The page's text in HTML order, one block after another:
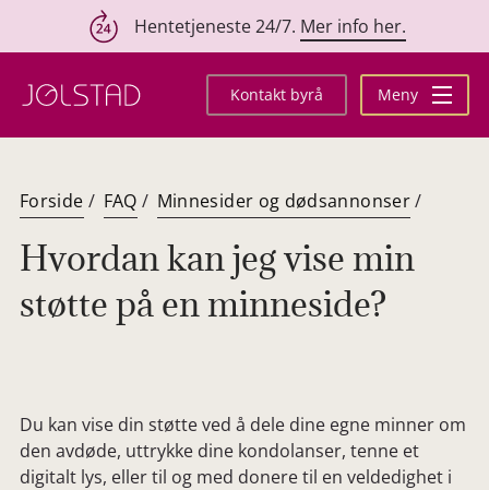
innhold
Hentetjeneste 24/7. Mer info her.
Kontakt byrå Meny
Forside / FAQ / Minnesider og dødsannonser/
Hvordan kan jeg vise min
støtte på en minneside?
Du kan vise din støtte ved å dele dine egne minner om
den avdøde, uttrykke dine kondolanser, tenne et
digitalt lys, eller til og med donere til en veldedighet i